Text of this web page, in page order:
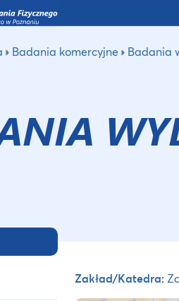
Badania komercyjne Badania
Zakład/Katedra: